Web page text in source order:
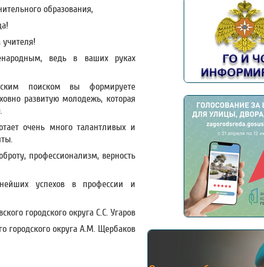
образования,
ведь в ваших руках
поиском вы формируете
развитую молодежь, которая
очень много талантливых и
профессионализм, верность
успехов в профессии и
городского округа С.С. Угаров
городского округа А.М. Щербаков